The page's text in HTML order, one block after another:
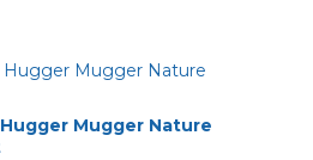
Mugger Nature